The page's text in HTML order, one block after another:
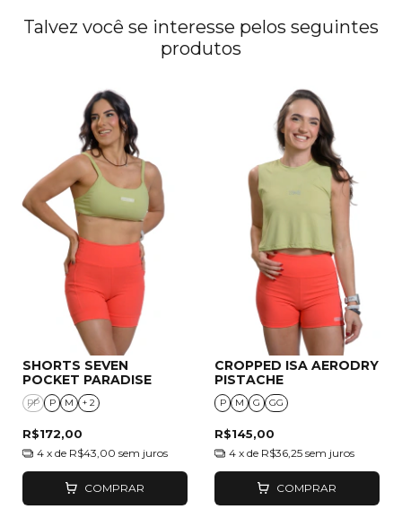
Talvez você se interesse pelos seguintes
produtos
SHORTS SEVEN
POCKET PARADISE
PP P M + 2
R$172,00
4 x de R$43,00 sem juros
COMPRAR
CROPPED ISA AERODRY
PISTACHE
P M G GG
R$145,00
4 x de R$36,25 sem juros
COMPRAR